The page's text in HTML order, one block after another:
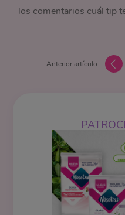
los comentarios cuál tip
Anterior artículo